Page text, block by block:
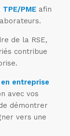
PMEafin
de la RSE,
contribue
entreprise
avec vos
démontrer
vers une